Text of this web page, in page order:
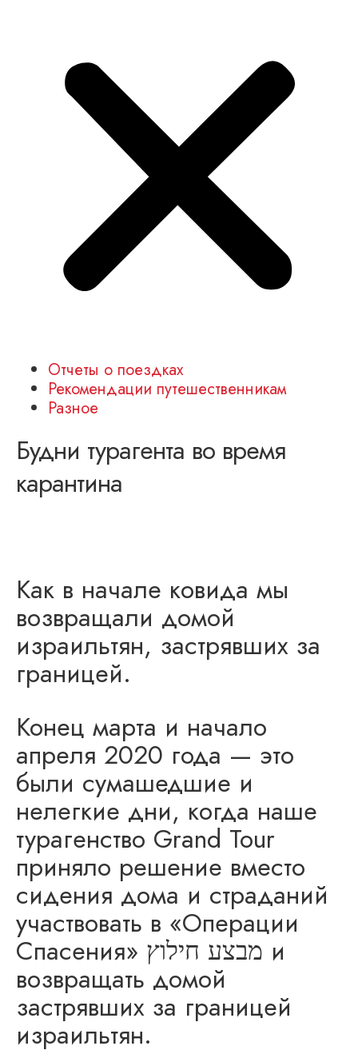
Отчеты о поездках
Рекомендации путешественникам
Разное
Будни турагента во время
карантина
Как в начале ковида мы
возвращали домой
израильтян, застрявших за
границей.
Конец марта и начало
апреля 2020 года — это
были сумашедшие и
нелегкие дни, когда наше
турагенство Grand Tour
приняло решение вместо
сидения дома и страданий
участвовать в «Операции
Спасения» מבצע חילוץ и
возвращать домой
застрявших за границей
израильтян.